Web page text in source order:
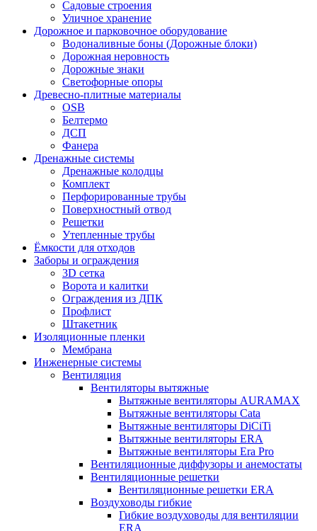
Садовые строения
Уличное хранение
Дорожное и парковочное оборудование
Водоналивные боны (Дорожные блоки)
Дорожная неровность
Дорожные знаки
Светофорные опоры
Древесно-плитные материалы
OSB
Белтермо
ДСП
Фанера
Дренажные системы
Дренажные колодцы
Комплект
Перфорированные трубы
Поверхностный отвод
Решетки
Утепленные трубы
Ёмкости для отходов
Заборы и ограждения
3D сетка
Ворота и калитки
Ограждения из ДПК
Профлист
Штакетник
Изоляционные пленки
Мембрана
Инженерные системы
Вентиляция
Вентиляторы вытяжные
Вытяжные вентиляторы AURAMAX
Вытяжные вентиляторы Cata
Вытяжные вентиляторы DiCiTi
Вытяжные вентиляторы ERA
Вытяжные вентиляторы Era Pro
Вентиляционные диффузоры и анемостаты
Вентиляционные решетки
Вентиляционные решетки ERA
Воздуховоды гибкие
Гибкие воздуховоды для вентиляции
ERA